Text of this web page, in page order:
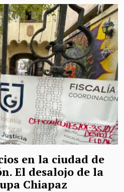
en la ciudad de
El desalojo de la
Chiapaz